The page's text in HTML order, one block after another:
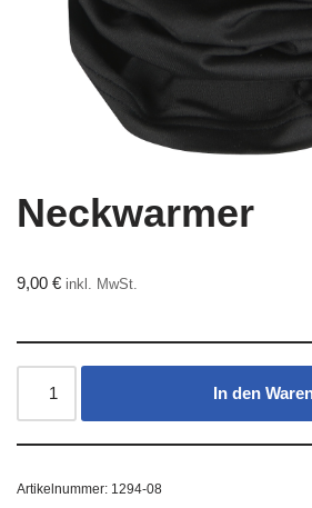
Neckwarmer
9,00 € inkl. MwSt.
In den
Artikelnummer: 1294-08